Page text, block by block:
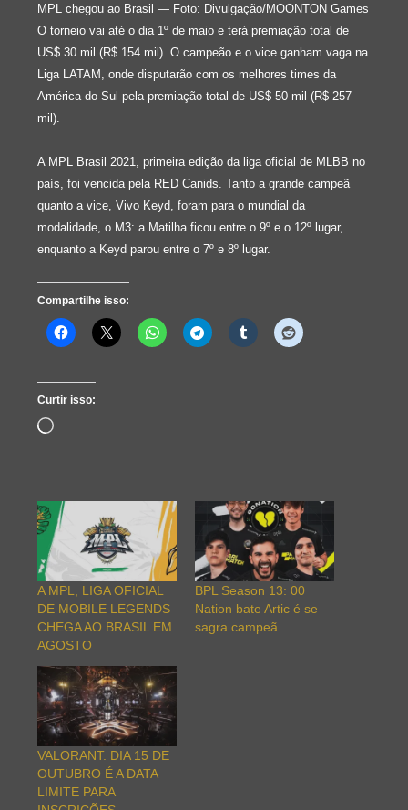
MPL chegou ao Brasil — Foto: Divulgação/MOONTON Games
O torneio vai até o dia 1º de maio e terá premiação total de
US$ 30 mil (R$ 154 mil). O campeão e o vice ganham vaga na
Liga LATAM, onde disputarão com os melhores times da
América do Sul pela premiação total de US$ 50 mil (R$ 257
mil).
A MPL Brasil 2021, primeira edição da liga oficial de MLBB no
país, foi vencida pela RED Canids. Tanto a grande campeã
quanto a vice, Vivo Keyd, foram para o mundial da
modalidade, o M3: a Matilha ficou entre o 9º e o 12º lugar,
enquanto a Keyd parou entre o 7º e 8º lugar.
Compartilhe isso:
Curtir isso:
Carregando...
A MPL, LIGA OFICIAL
DE MOBILE LEGENDS
CHEGA AO BRASIL EM
AGOSTO
BPL Season 13: 00
Nation bate Artic é se
sagra campeã
VALORANT: DIA 15 DE
OUTUBRO É A DATA
LIMITE PARA